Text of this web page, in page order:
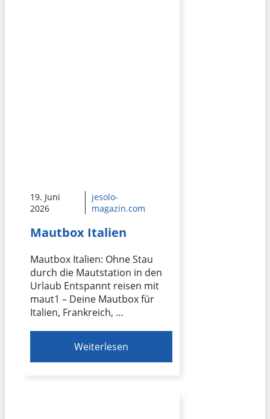
19. Juni
2026
jesolo-
magazin.com
Mautbox Italien
Mautbox Italien: Ohne Stau
durch die Mautstation in den
Urlaub Entspannt reisen mit
maut1 – Deine Mautbox für
Italien, Frankreich, …
Weiterlesen